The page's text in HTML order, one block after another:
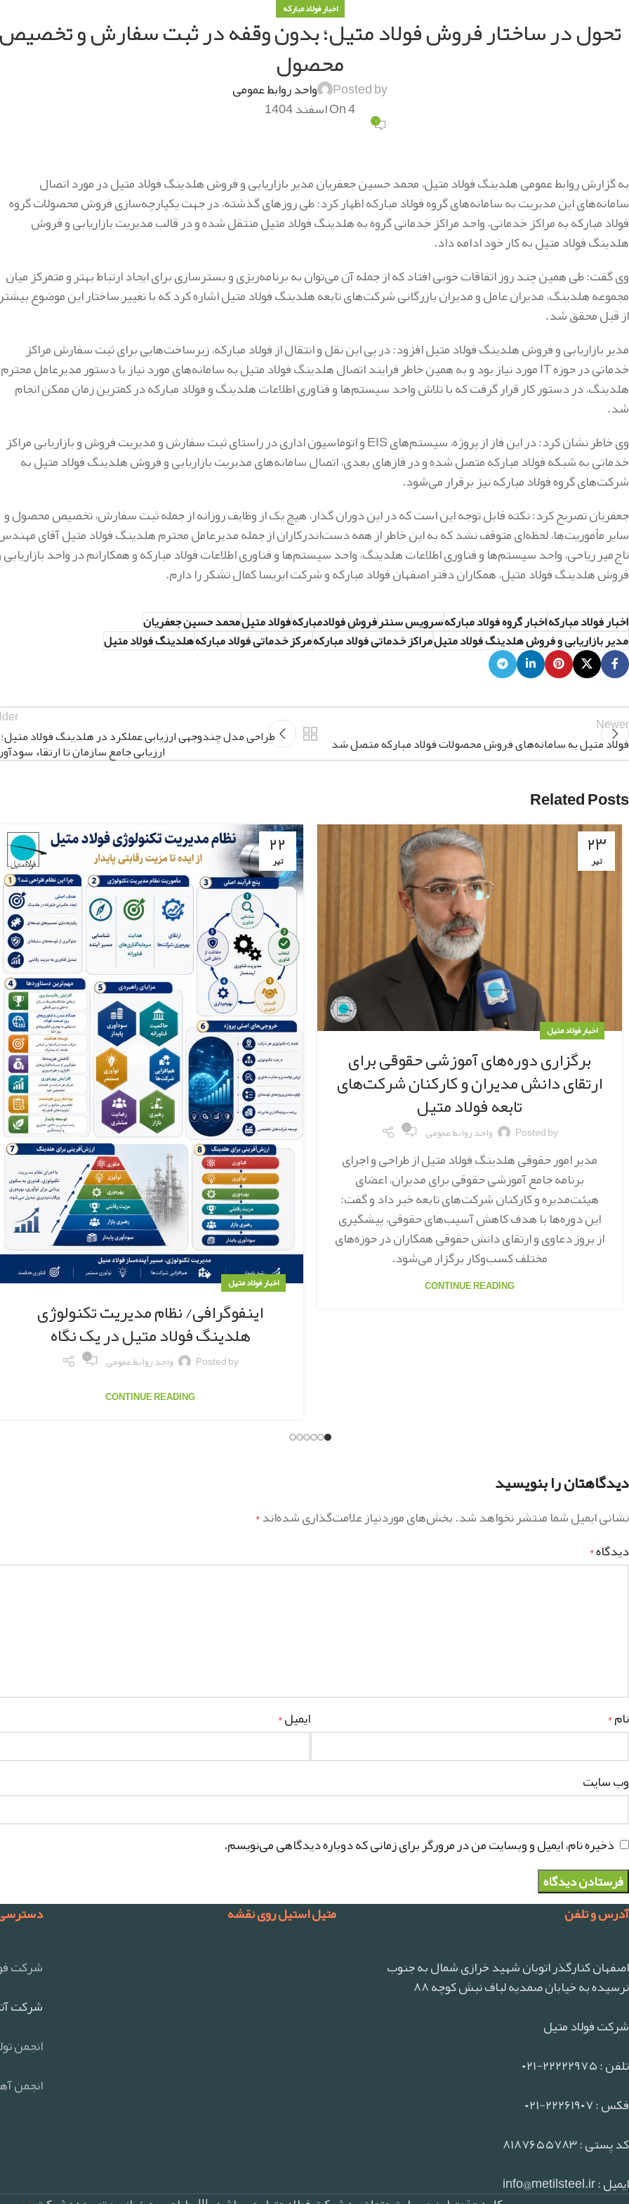
اخبار فولاد مبارکه
تحول در ساختار فروش فولاد متیل؛ بدون وقفه در ثبت سفارش و تخصیص
محصول
Posted by واحد روابط عمومی
On 4 اسفند 1404 ۰
به گزارش روابط عمومی هلدینگ فولاد متیل، محمد حسین جعفریان مدیر بازاریابی و فروش هلدینگ فولاد متیل در مورد اتصال
سامانه‌های این مدیریت به سامانه‌های گروه فولاد مبارکه اظهار کرد: طی روزهای گذشته، در جهت یکپارچه‌سازی فروش محصولات گروه
فولاد مبارکه به مراکز خدماتی، واحد مراکز خدماتی گروه به هلدینگ فولاد متیل منتقل شده و در قالب مدیریت بازاریابی و فروش
هلدینگ فولاد متیل به کار خود ادامه داد.
وی گفت: طی همین چند روز اتفاقات خوبی افتاد که از جمله آن می‌توان به برنامه‌ریزی و بسترسازی برای ایجاد ارتباط بهتر و متمرکز میان
مجموعه هلدینگ، مدیران عامل و مدیران بازرگانی شرکت‌های تابعه هلدینگ فولاد متیل اشاره کرد که با تغییر ساختار این موضوع
از قبل محقق شد.
مدیر بازاریابی و فروش هلدینگ فولاد متیل افزود: در پی این نقل و انتقال از فولاد مبارکه، زیرساخت‌هایی برای ثبت سفارش مراکز
خدماتی در حوزه IT مورد نیاز بود و به همین خاطر فرایند اتصال هلدینگ فولاد متیل به سامانه‌های مورد نیاز با دستور مدیرعامل محترم
هلدینگ، در دستور کار قرار گرفت که با تلاش واحد سیستم‌ها و فناوری اطلاعات هلدینگ و فولاد مبارکه در کمترین زمان ممکن انجام
شد.
وی خاطر نشان کرد: در این فاز از پروژه، سیستم‌های EIS و اتوماسیون اداری در راستای ثبت سفارش و مدیریت فروش و بازاریابی مراکز
خدماتی به شبکه فولاد مبارکه متصل شده و در فازهای بعدی، اتصال سامانه‌های مدیریت بازاریابی و فروش هلدینگ فولاد متیل به
شرکت‌های گروه فولاد مبارکه نیز برقرار می‌شود.
جعفریان تصریح کرد: نکته قابل توجه این است که در این دوران گذار، هیچ یک از وظایف روزانه از جمله ثبت سفارش، تخصیص محصول و
سایر مأموریت‌ها، لحظه‌ای متوقف نشد که به این خاطر از همه دست‌اندرکاران از جمله مدیرعامل محترم هلدینگ فولاد متیل آقای
تاج‌میر ریاحی، واحد سیستم‌ها و فناوری اطلاعات هلدینگ، واحد سیستم‌ها و فناوری اطلاعات فولاد مبارکه و همکارانم در واحد
فروش هلدینگ فولاد متیل، همکاران دفتر اصفهان فولاد مبارکه و شرکت ایریسا کمال تشکر را دارم.
اخبار فولاد مبارکهاخبار گروه فولاد مبارکهسرویس سنترفروش فولادمبارکهفولاد متیلمحمد حسین جعفریان
مدیر بازاریابی و فروش هلدینگ فولاد متیلمراکز خدماتی فولاد مبارکهمرکز خدماتی فولاد مبارکههلدینگ فولاد متیل
Newer
فولاد متیل به سامانه‌های فروش محصولات فولاد مبارکه متصل شد
طراحی مدل چندوجهی ارزیابی عملکرد در هلدینگ فولاد متیل؛
ارزیابی جامع سازمان تا ارتقاء
Related Posts
۲۳
تیر
اخبار فولاد متیل
برگزاری دوره‌های آموزشی حقوقی برای
ارتقای دانش مدیران و کارکنان شرکت‌های
تابعه فولاد متیل
Posted by واحد روابط عمومی ۰
مدیر امور حقوقی هلدینگ فولاد متیل از طراحی و اجرای
برنامه جامع آموزشی حقوقی برای مدیران، اعضای
هیئت‌مدیره و کارکنان شرکت‌های تابعه خبر داد و گفت:
این دوره‌ها با هدف کاهش آسیب‌های حقوقی، پیشگیری
از بروز دعاوی و ارتقای دانش حقوقی همکاران در حوزه‌های
مختلف کسب‌وکار برگزار می‌شود.
CONTINUE READING
۲۲
تیر
اخبار فولاد متیل
اینفوگرافی/ نظام مدیریت تکنولوژی
هلدینگ فولاد متیل در یک نگاه
Posted by واحد روابط عمومی ۰
CONTINUE READING
دیدگاهتان را بنویسید
نشانی ایمیل شما منتشر نخواهد شد.بخش‌های موردنیاز علامت‌گذاری شده‌اند*
دیدگاه*
نام* ایمیل*
وب‌ سایت
ذخیره نام، ایمیل و وبسایت من در مرورگر برای زمانی که دوباره دیدگاهی می‌نویسم.
آدرس و تلفن
اصفهان کنارگذر اتوبان شهید خرازی شمال به جنوب
نرسیده به خیابان صمدیه لباف نبش کوچه ۸۸
شرکت فولاد متیل
تلفن : ۲۲۲۲۲۹۷۵-۰۲۱
فکس : ۲۲۲۶۱۹۰۷-۰۲۱
کد پستی : ۸۱۸۷۶۵۵۷۸۳
ایمیل : info@metilsteel.ir
متیل استیل روی نقشه
شرکت
شرکت
انجمن
انجمن